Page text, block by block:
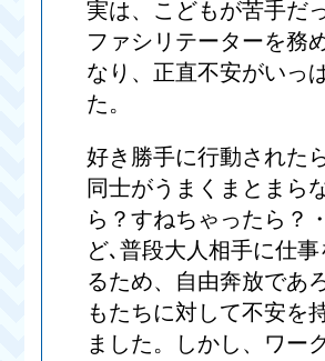
実は、こどもが苦手だ
ファシリテーターを務
なり、正直不安がいっ
た。
好き勝手に行動された
同士がうまくまとまら
ら？すねちゃったら？
ど､普段大人相手に仕
るため、自由奔放であ
もたちに対して不安を
ました。しかし、ワー